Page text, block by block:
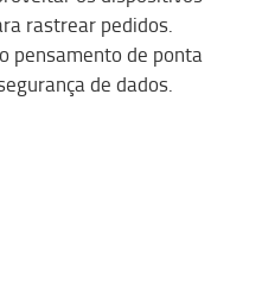
rastrear pedidos
pensamento de ponta
de dados.